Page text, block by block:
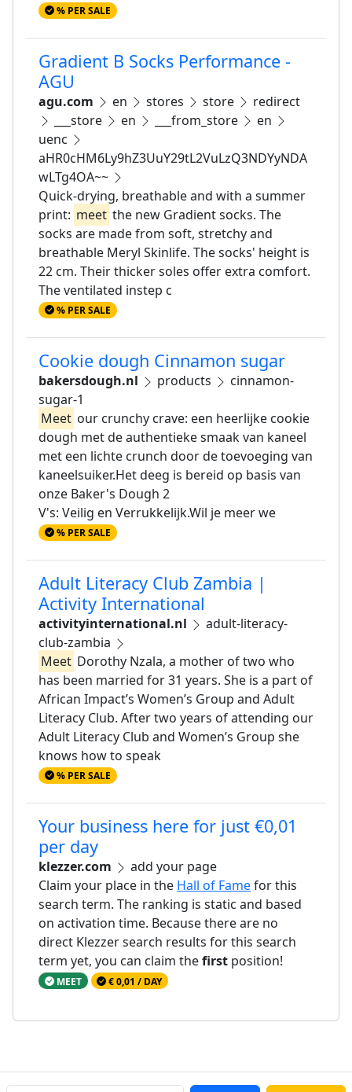
% PER SALE
Gradient B Socks Performance -
AGU
agu.com en stores store
redirect
___store
en ___from_store
en
uenc
aHR0cHM6Ly9hZ3UuY29tL2VuLzQ3NDYyNDA
wLTg4OA~~
Quick-drying, breathable and with a summer
print: meet the new Gradient socks. The
socks are made from soft, stretchy and
breathable Meryl Skinlife. The socks' height is
22 cm. Their thicker soles offer extra comfort.
The ventilated instep c
% PER SALE
Cookie dough Cinnamon sugar
bakersdough.nl products
cinnamon-
sugar-1
Meet our crunchy crave: een heerlijke cookie
dough met de authentieke smaak van kaneel
met een lichte crunch door de toevoeging van
kaneelsuiker.Het deeg is bereid op basis van
onze Baker's Dough 2
V's: Veilig en Verrukkelijk.Wil je meer we
% PER SALE
Adult Literacy Club Zambia |
Activity International
activityinternational.nl
adult-literacy-
club-zambia
Meet Dorothy Nzala, a mother of two who
has been married for 31 years. She is a part of
African Impact’s Women’s Group and Adult
Literacy Club. After two years of attending our
Adult Literacy Club and Women’s Group she
knows how to speak
% PER SALE
Your business here for just €0,01
per day
klezzer.com
add your page
Claim your place in the Hall of Famefor this
search term. The ranking is static and based
on activation time. Because there are no
direct Klezzer search results for this search
term yet, you can claim thefirst position!
MEET € 0,01 / DAY